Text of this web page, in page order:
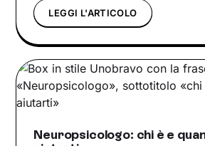
LEGGI L'ARTICOLO
Neuropsicologo: chi è e